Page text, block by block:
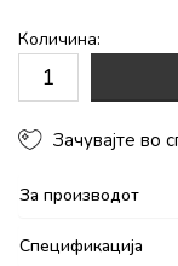
Количина:
Зачувајте во
За производот
Спецификација